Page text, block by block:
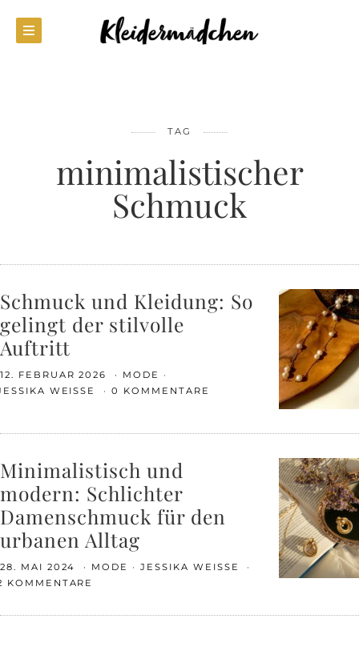
TAG
minimalistischer
Schmuck
Schmuck und Kleidung: So
gelingt der stilvolle
Auftritt
12. FEBRUAR 2026
MODE
WEISSE
0 KOMMENTARE
Minimalistisch und
modern: Schlichter
Damenschmuck für den
urbanen Alltag
28. MAI 2024 MODE
JESSIKA WEISSE
KOMMENTARE